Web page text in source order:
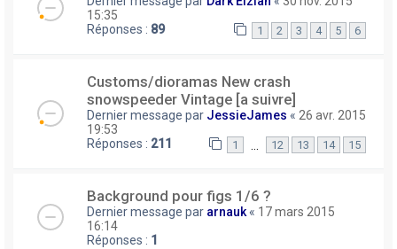
15:35
Réponses : 89 1 2 3 4 5 6
Customs/dioramas New crash
snowspeeder Vintage [a suivre]
Dernier message par JessieJames « 26 avr. 2015
19:53
Réponses : 211 1 12 13 14 15
Background pour figs 1/6 ?
Dernier message par arnauk« 17 mars 2015
16:14
Réponses : 1